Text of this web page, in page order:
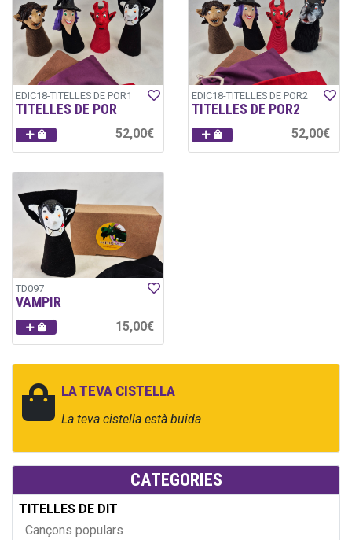
LA TEVA CISTELLA
La teva cistella està buida
CATEGORIES
TITELLES DE DIT
Cançons populars
EDIC18-TITELLES DE POR1
TITELLES DE POR
52,00€
EDIC18-TITELLES DE POR2
TITELLES DE POR2
52,00€
TD097
VAMPIR
15,00€